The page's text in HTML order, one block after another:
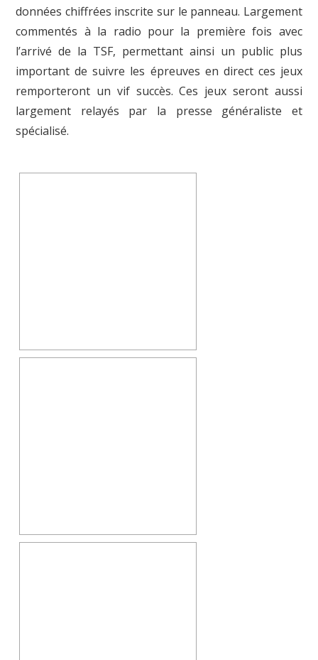
données chiffrées inscrite sur le panneau. Largement
commentés à la radio pour la première fois avec
l’arrivé de la TSF, permettant ainsi un public plus
important de suivre les épreuves en direct ces jeux
remporteront un vif succès. Ces jeux seront aussi
largement relayés par la presse généraliste et
spécialisé.